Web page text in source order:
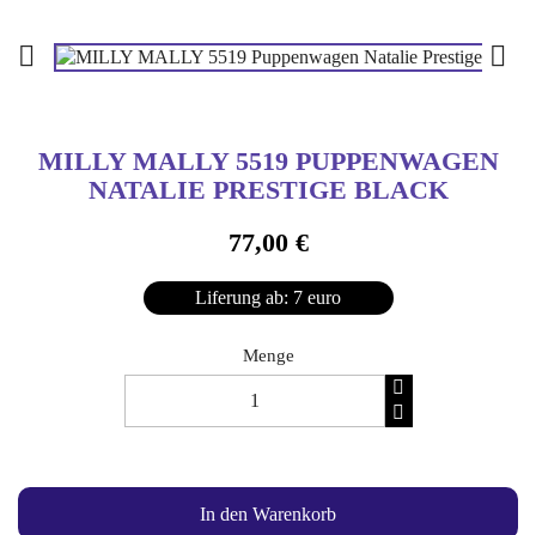
 
MILLY MALLY 5519 PUPPENWAGEN
NATALIE PRESTIGE BLACK
77,00 €
Liferung ab: 7 euro
Menge
In den Warenkorb